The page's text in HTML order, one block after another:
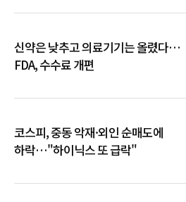
신약은 낮추고 의료기기는 올렸다…
FDA, 수수료 개편
코스피, 중동 악재·외인 순매도에
하락…"하이닉스 또 급락"